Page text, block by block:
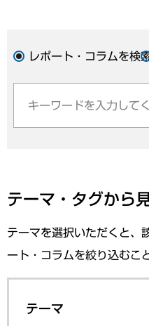
レポート・コラムを検
テーマ・タグから
テーマを選択いただくと、
ート・コラムを絞り込むこ
テーマ